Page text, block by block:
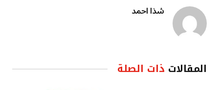
شذا احمد
المقالات ذات الصلة